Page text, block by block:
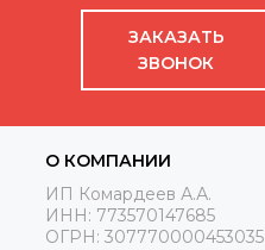
ЗАКАЗАТЬ
ЗВОНОК
О КОМПАНИИ
ИП Комардеев А.А.
ИНН: 773570147685
ОГРН: 307770000453035